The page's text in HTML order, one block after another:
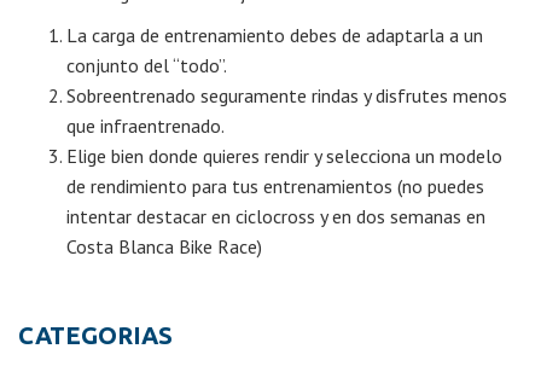
La carga de entrenamiento debes de adaptarla a un
conjunto del “todo”.
Sobreentrenado seguramente rindas y disfrutes menos
que infraentrenado.
Elige bien donde quieres rendir y selecciona un modelo
de rendimiento para tus entrenamientos (no puedes
intentar destacar en ciclocross y en dos semanas en
Costa Blanca Bike Race)
CATEGORIAS